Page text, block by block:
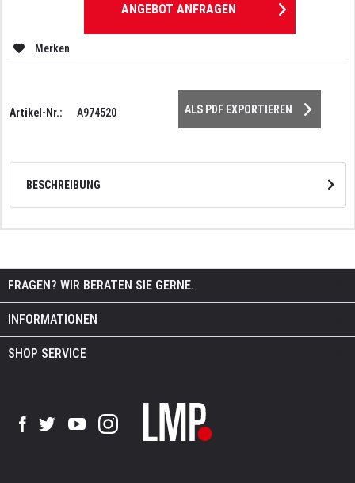
ANGEBOT ANFRAGEN
Merken
Artikel-Nr.: A974520 ALS PDF EXPORTIEREN
BESCHREIBUNG
FRAGEN? WIR BERATEN SIE GERNE.
INFORMATIONEN
SHOP SERVICE